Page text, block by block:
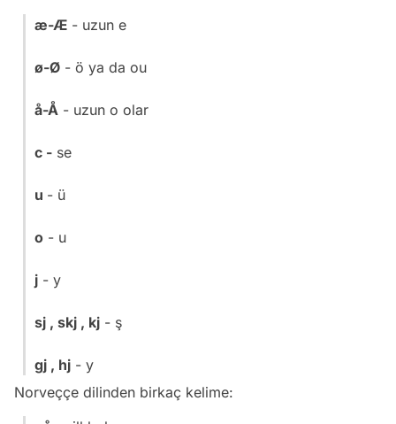
æ-Æ - uzun e
ø-Ø - ö ya da ou
å-Å - uzun o olar
c - se
u - ü
o - u
j - y
sj , skj , kj - ş
gj , hj - y
Norveççe dilinden birkaç kelime: